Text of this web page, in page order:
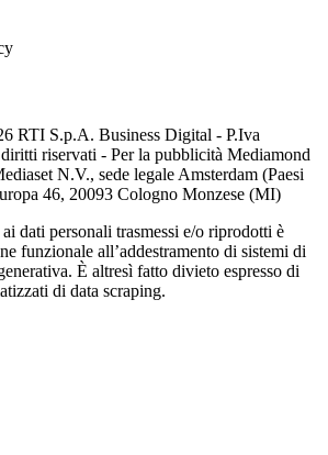
RTI S.p.A. Business Digital - P.Iva
riservati - Per la pubblicità Mediamond
N.V., sede legale Amsterdam (Paesi
46, 20093 Cologno Monzese (MI)
dati personali trasmessi e/o riprodotti è
funzionale all’addestramento di sistemi di
È altresì fatto divieto espresso di
di data scraping.